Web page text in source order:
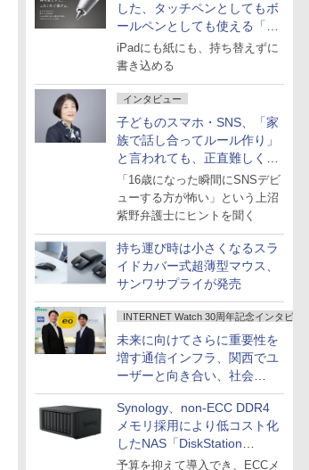
した、タッチペンとしてもボ
ールペンとしても使える「ス
タイラスツーウェイ」発売
iPadにも紙にも、持ち替えずに
書き込める
インタビュー
子どものスマホ・SNS、「家
族で話し合ってルール作り」
と言われても、正直難しくな
いですか？
「16歳になった瞬間にSNSデビ
ューする方が怖い」という上沼
紫野弁護士にヒントを聞く
持ち運び時は小さくなるスラ
イドカバー式超薄型マウス、
サンワサプライが発売
INTERNET Watch 30周年記念インタビュー
未来に向けてさらに重要性を
増す通信インフラ、関西でユ
ーザーと向き合い、社会
の“あたらしい”を起動し続け
る～オプテージ
Synology、non-ECC DDR4
メモリ採用により低コスト化
したNAS「DiskStation
neo+」シリーズ
予算を抑えて導入でき、ECCメ